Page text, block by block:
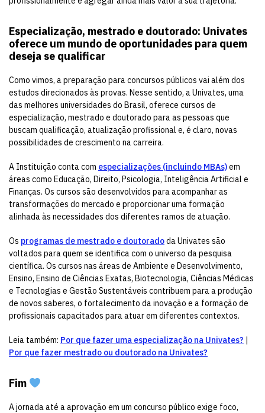
Especialização, mestrado e doutorado: Univates
oferece um mundo de oportunidades para quem
deseja se qualificar
Como vimos, a preparação para concursos públicos vai além dos
estudos direcionados às provas. Nesse sentido, a Univates, uma
das melhores universidades do Brasil, oferece cursos de
especialização, mestrado e doutorado para as pessoas que
buscam qualificação, atualização profissional e, é claro, novas
possibilidades de crescimento na carreira.
A Instituição conta com especializações (incluindo MBAs)em
áreas como Educação, Direito, Psicologia, Inteligência Artificial e
Finanças. Os cursos são desenvolvidos para acompanhar as
transformações do mercado e proporcionar uma formação
alinhada às necessidades dos diferentes ramos de atuação.
Os programas de mestrado e doutoradoda Univates são
voltados para quem se identifica com o universo da pesquisa
científica. Os cursos nas áreas de Ambiente e Desenvolvimento,
Ensino, Ensino de Ciências Exatas, Biotecnologia, Ciências Médicas
e Tecnologias e Gestão Sustentáveis contribuem para a produção
de novos saberes, o fortalecimento da inovação e a formação de
profissionais capacitados para atuar em diferentes contextos.
Leia também: Por que fazer uma especialização na Univates? |
Por que fazer mestrado ou doutorado na Univates?
Fim
A jornada até a aprovação em um concurso público exige foco,